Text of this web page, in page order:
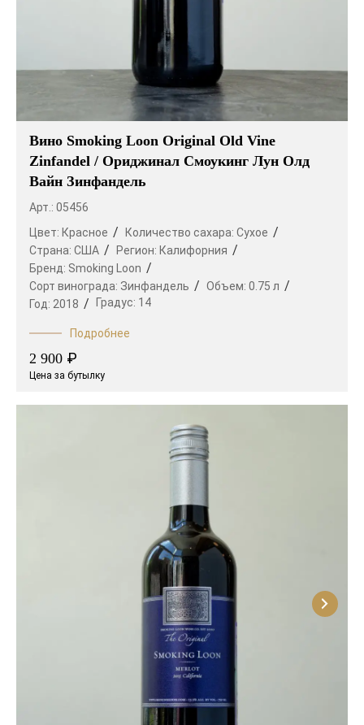
Вино Smoking Loon Original Old Vine
Zinfandel / Ориджинал Смоукинг Лун Олд
Вайн Зинфандель
Арт.: 05456
Цвет: Красное Количество сахара: Сухое
Страна: США Регион: Калифорния
Бренд: Smoking Loon
Сорт винограда: Зинфандель Объем: 0.75 л
Год: 2018 Градус: 14
Подробнее
2 900 ₽
Цена за бутылку